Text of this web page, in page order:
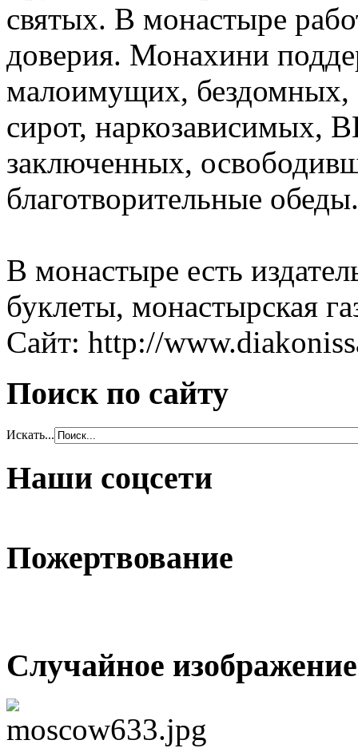
святых. В монастыре
доверия. Монахини
малоимущих, бездомных,
сирот, наркозависимых,
заключенных,
благотворительные обеды.
В монастыре есть
буклеты, монастырская
Сайт: http://
Поиск по сайту
Искать...
Наши соцсети
Пожертвование
Случайное изображение